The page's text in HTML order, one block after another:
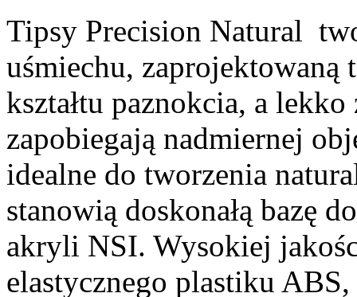
Tipsy Precision Natural
uśmiechu, zaprojektowaną
kształtu paznokcia, a
zapobiegają nadmiernej
idealne do tworzenia
stanowią doskonałą bazę
akryli NSI. Wysokiej
elastycznego plastiku ABS,